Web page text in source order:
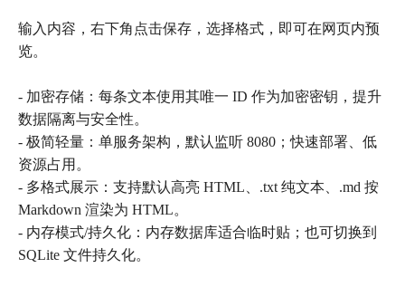
输入内容，右下角点击保存，选择格式，即可在网页内预
览。
- 加密存储：每条文本使用其唯一 ID 作为加密密钥，提升
数据隔离与安全性。
- 极简轻量：单服务架构，默认监听 8080；快速部署、低
资源占用。
- 多格式展示：支持默认高亮 HTML、.txt 纯文本、.md 按
Markdown 渲染为 HTML。
- 内存模式/持久化：内存数据库适合临时贴；也可切换到
SQLite 文件持久化。